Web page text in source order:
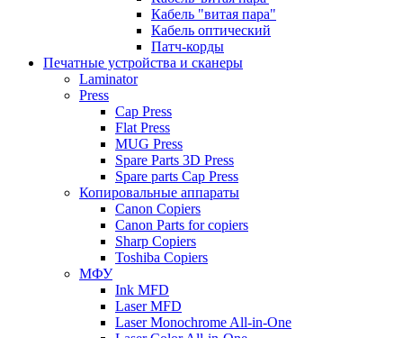
Кабель "витая пара"
Кабель оптический
Патч-корды
Печатные устройства и сканеры
Laminator
Press
Cap Press
Flat Press
MUG Press
Spare Parts 3D Press
Spare parts Cap Press
Копировальные аппараты
Canon Copiers
Canon Parts for copiers
Sharp Copiers
Toshiba Copiers
МФУ
Ink MFD
Laser MFD
Laser Monochrome All-in-One